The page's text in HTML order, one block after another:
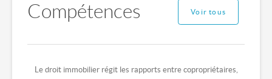
Compétences Voir tous
Le droit immobilier régit les rapports entre copropriétaires,